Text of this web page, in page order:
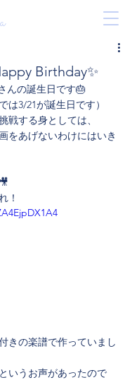
Birthday✨
んの誕生日です🎂
は3/21が誕生日です）
戦する身としては、
をあげないわけにはいき
！
きの楽譜で作っていまし
いうお声があったので